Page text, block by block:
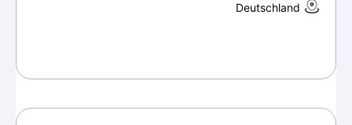
Deutschland